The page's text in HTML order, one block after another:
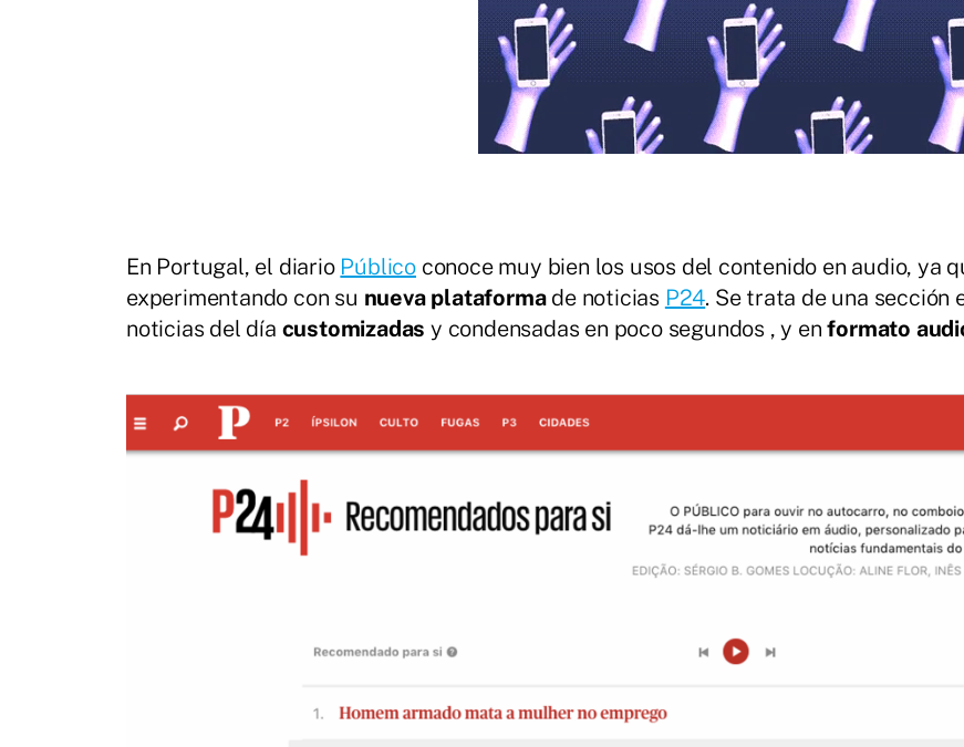
En Portugal, el diario Público conoce muy bien los usos del contenido en audio, ya
experimentando con su nueva plataformade noticias P24. Se trata de una sección
noticias del día customizadas y condensadas en poco segundos , y enformato